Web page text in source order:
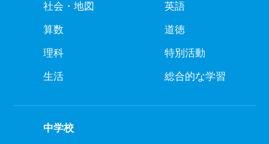
社会・地図
算数
理科
生活
英語
道徳
特別活動
総合的な学習
中学校